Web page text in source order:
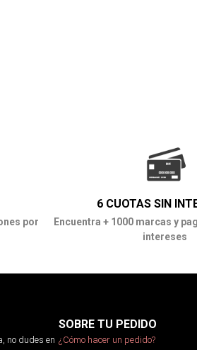
por
6 CUOTAS SIN
Encuentra + 1000 marcas y
intereses
no dudes en
SOBRE TU PEDIDO
¿Cómo hacer un pedido?